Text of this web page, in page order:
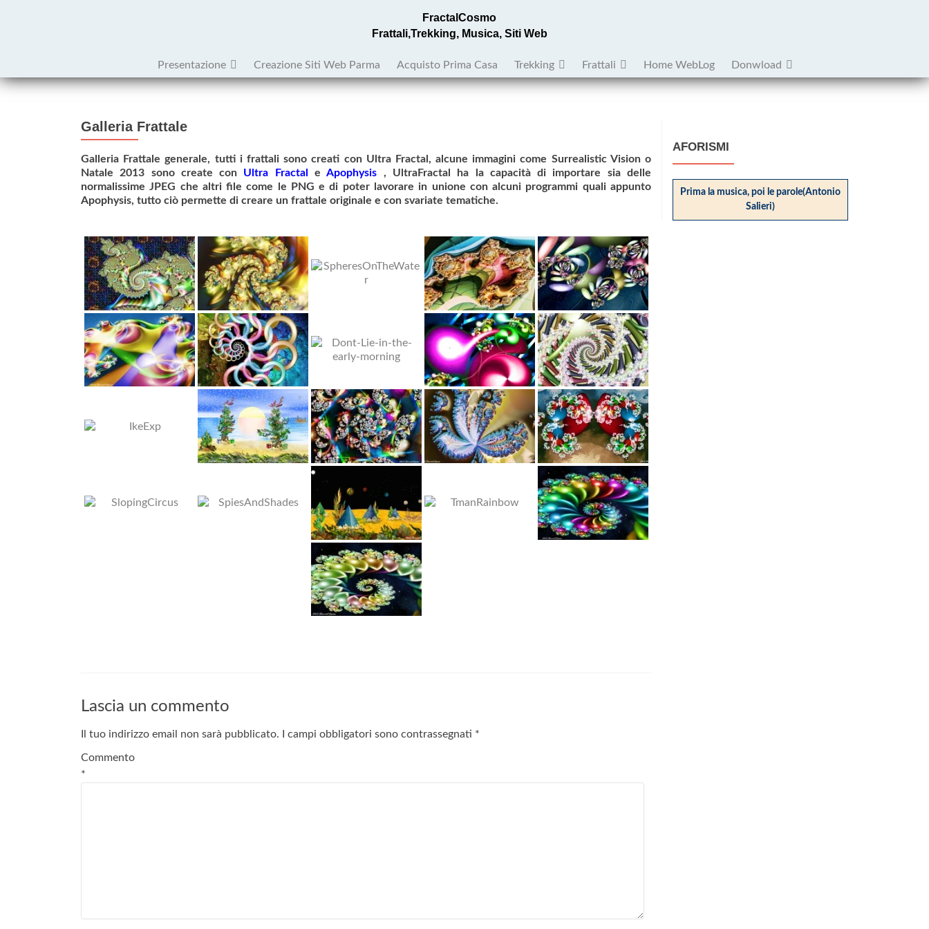
FractalCosmo
Frattali,Trekking, Musica, Siti Web
Presentazione Creazione Siti Web Parma Acquisto Prima Casa Trekking Frattali Home WebLog Donwload
Galleria Frattale
Galleria Frattale generale, tutti i frattali sono creati con Ultra Fractal, alcune immagini come Surrealistic Vision o
Natale 2013 sono create con Ultra Fractal eApophysis , UltraFractal ha la capacità di importare sia delle
normalissime JPEG che altri file come le PNG e di poter lavorare in unione con alcuni programmi quali appunto
Apophysis, tutto ciò permette di creare un frattale originale e con svariate tematiche.
Lascia un commento
Il tuo indirizzo email non sarà pubblicato. I campi obbligatori sono contrassegnati *
Commento
*
AFORISMI
Prima la musica, poi le parole(Antonio
Salieri)